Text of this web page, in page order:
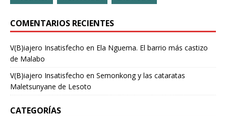
COMENTARIOS RECIENTES
V(B)iajero Insatisfecho en Ela Nguema. El barrio más castizo
de Malabo
V(B)iajero Insatisfecho en Semonkong y las cataratas
Maletsunyane de Lesoto
CATEGORÍAS